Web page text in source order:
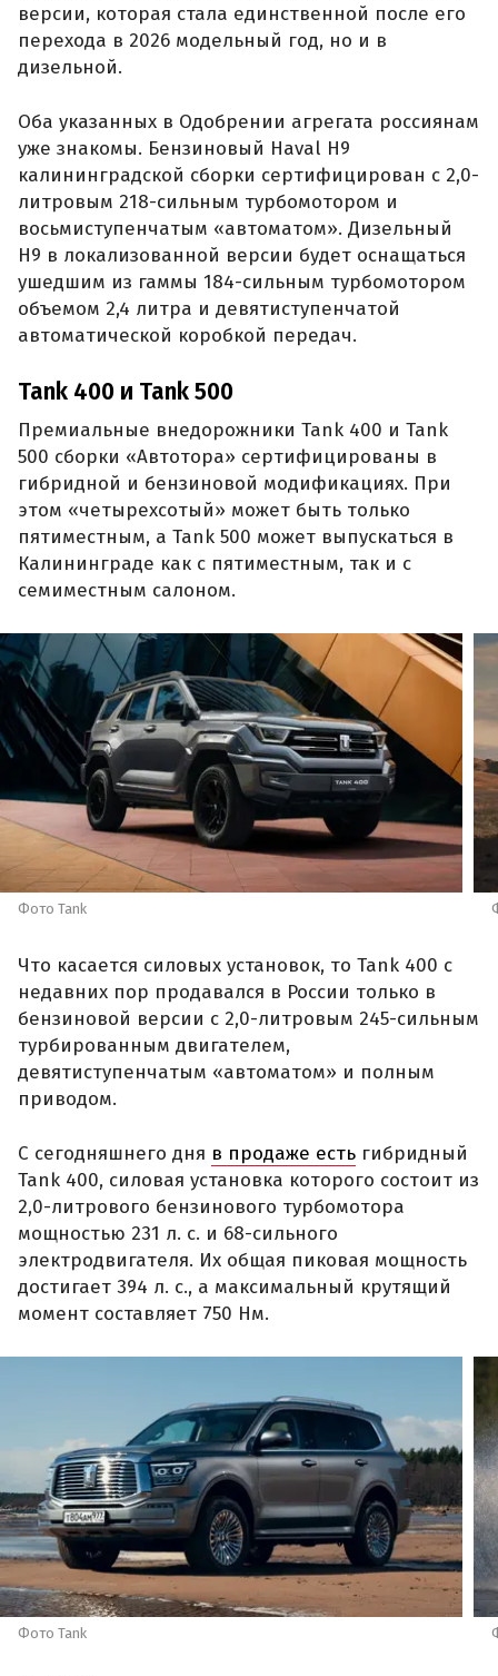
версии, которая стала единственной после его
перехода в 2026 модельный год, но и в
дизельной.
Оба указанных в Одобрении агрегата россиянам
уже знакомы. Бензиновый Haval H9
калининградской сборки сертифицирован с 2,0-
литровым 218-сильным турбомотором и
восьмиступенчатым «автоматом». Дизельный
H9 в локализованной версии будет оснащаться
ушедшим из гаммы 184-сильным турбомотором
объемом 2,4 литра и девятиступенчатой
автоматической коробкой передач.
Tank 400 и Tank 500
Премиальные внедорожники Tank 400 и Tank
500 сборки «Автотора» сертифицированы в
гибридной и бензиновой модификациях. При
этом «четырехсотый» может быть только
пятиместным, а Tank 500 может выпускаться в
Калининграде как с пятиместным, так и с
семиместным салоном.
Фото Tank
Что касается силовых установок, то Tank 400 с
недавних пор продавался в России только в
бензиновой версии с 2,0-литровым 245-сильным
турбированным двигателем,
девятиступенчатым «автоматом» и полным
приводом.
С сегодняшнего дня в продаже есть гибридный
Tank 400, силовая установка которого состоит из
2,0-литрового бензинового турбомотора
мощностью 231 л. с. и 68-сильного
электродвигателя. Их общая пиковая мощность
достигает 394 л. с., а максимальный крутящий
момент составляет 750 Нм.
Фото Tank